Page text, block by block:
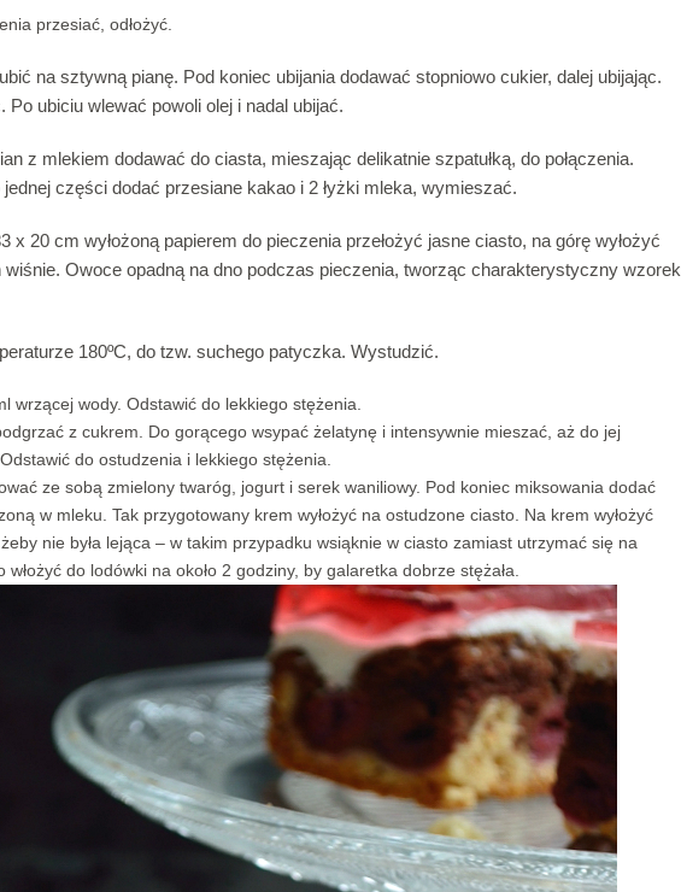
przesiać, odłożyć.
na sztywną pianę. Pod koniec ubijania dodawać stopniowo cukier, dalej ubijając.
Po ubiciu wlewać powoli olej i nadal ubijać.
z mlekiem dodawać do ciasta, mieszając delikatnie szpatułką, do połączenia.
jednej części dodać przesiane kakao i 2 łyżki mleka, wymieszać.
x 20 cm wyłożoną papierem do pieczenia przełożyć jasne ciasto, na górę wyłożyć
Owoce opadną na dno podczas pieczenia, tworząc charakterystyczny wzorek
180ºC, do tzw. suchego patyczka. Wystudzić.
wrzącej wody. Odstawić do lekkiego stężenia.
z cukrem. Do gorącego wsypać żelatynę i intensywnie mieszać, aż do jej
do ostudzenia i lekkiego stężenia.
ze sobą zmielony twaróg, jogurt i serek waniliowy. Pod koniec miksowania dodać
w mleku. Tak przygotowany krem wyłożyć na ostudzone ciasto. Na krem wyłożyć
nie była lejąca – w takim przypadku wsiąknie w ciasto zamiast utrzymać się na
do lodówki na około 2 godziny, by galaretka dobrze stężała.